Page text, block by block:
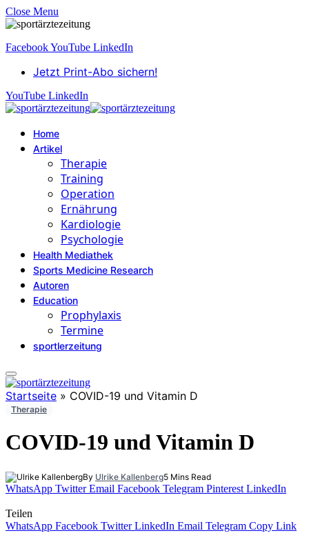
Close Menu
FacebookYouTube LinkedIn
Jetzt Print-Abo sichern!
YouTube LinkedIn
Home
Artikel
Therapie
Training
Operation
Ernährung
Kardiologie
Psychologie
Health Mediathek
Sports Medicine Research
Autoren
Education
Prophylaxis
Termine
sportlerzeitung
Startseite » COVID-19 und Vitamin D
Therapie
COVID-19 und Vitamin D
By Ulrike Kallenberg5 Mins Read
WhatsApp Twitter Email Facebook Telegram Pinterest LinkedIn
Teilen
WhatsApp Facebook Twitter LinkedIn Email Telegram Copy Link